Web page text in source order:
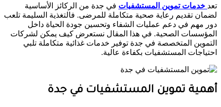
تعد خدمات تموين المستشفيات في جدة من الركائز الأساسية
لضمان تقديم رعاية صحية متكاملة للمرضى. فالتغذية السليمة تلعب
دور مهم في دعم عمليات الشفاء وتحسين جودة الحياة داخل
المؤسسات الصحية. في هذا المقال نستعرض كيف يمكن لشركات
التموين المتخصصة في جدة توفير خدمات غذائية متكاملة تلبي
احتياجات المستشفيات بكفاءة عالية.
أهمية تموين المستشفيات في جدة